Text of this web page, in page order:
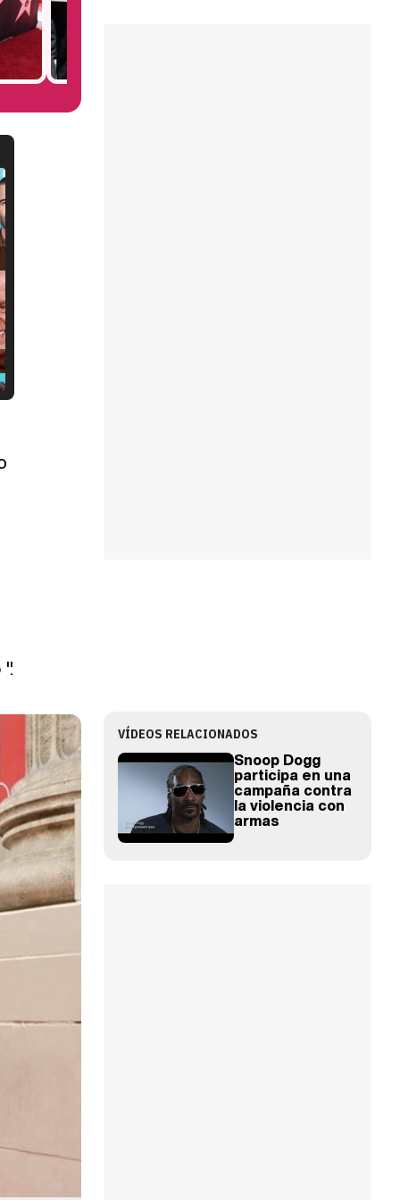
".
VÍDEOS RELACIONADOS
Snoop Dogg
participa en una
campaña contra
la violencia con
armas